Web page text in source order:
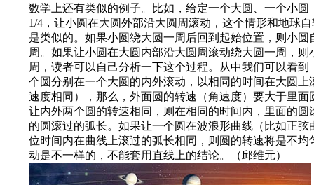
数学上还有类似的例子。比如，给定一个大圆、一个小圆
1/4，让小圆在大圆外部沿大圆周滚动，这个情形和地球
是类似的。如果小圆绕大圆一周后回到起始位置，则小圆
周。如果让小圆在大圆内部沿大圆周滚动绕大圆一周，则
周，读者可以自己分析一下这个过程。从中我们可以看到
个圆分别在一个大圆的内外滚动，以相同的时间在大圆上
速度相同），那么，外面圆的转速（角速度）要大于里面
让内外两个圆的转速相同，则在相同的时间内，里面的圆
的圆滚过的弧长。如果让一个圆在波浪形曲线（比如正弦
位时间内在曲线上滚过的弧长相同，则圆的转速将是不均
动是不一样的，不能套用直线上的结论。（邱维元）